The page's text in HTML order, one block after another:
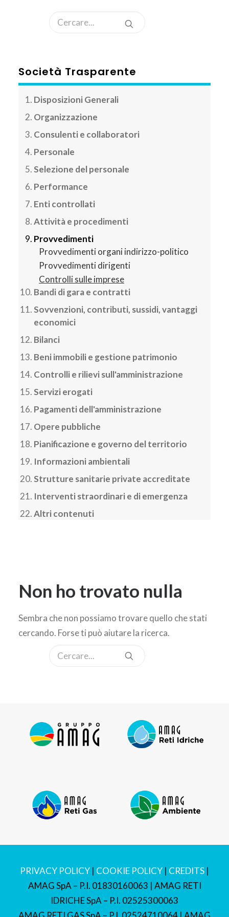
Società Trasparente
Disposizioni Generali
Organizzazione
Consulenti e collaboratori
Personale
Selezione del personale
Performance
Enti controllati
Attività e procedimenti
Provvedimenti
Provvedimenti organi indirizzo-politico
Provvedimenti dirigenti
Controlli sulle imprese
Bandi di gara e contratti
Sovvenzioni, contributi, sussidi, vantaggi
economici
Bilanci
Beni immobili e gestione patrimonio
Controlli e rilievi sull'amministrazione
Servizi erogati
Pagamenti dell'amministrazione
Opere pubbliche
Pianificazione e governo del territorio
Informazioni ambientali
Strutture sanitarie private accreditate
Interventi straordinari e di emergenza
Altri contenuti
Non ho trovato nulla
Sembra che non possiamo trovare quello che stati
cercando. Forse ti può aiutare la ricerca.
PRIVACY POLICY | COOKIE POLICY | CREDITS |
AMAG SpA – P.I. 01830160063 | AMAG RETI
IDRICHE SpA – P.I. 02525300063